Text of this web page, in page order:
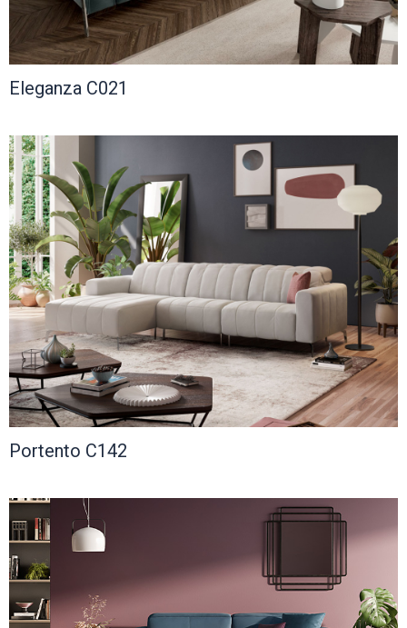
Освещение
Eleganza C021
Portento C142